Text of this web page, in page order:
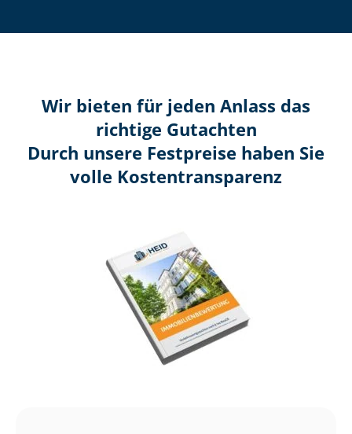
Wir bieten für jeden Anlass das
richtige Gutachten
Durch unsere Festpreise haben Sie
volle Kosten­transparenz